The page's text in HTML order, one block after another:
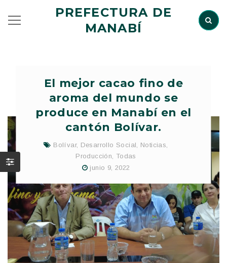
PREFECTURA DE
MANABÍ
El mejor cacao fino de
aroma del mundo se
produce en Manabí en el
cantón Bolívar.
Bolívar, Desarrollo Social, Noticias,
Producción, Todas
junio 9, 2022